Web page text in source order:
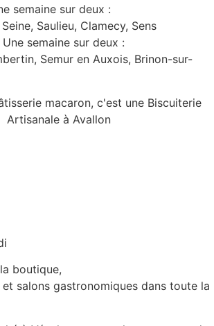
semaine sur deux :
Saulieu, Clamecy, Sens
semaine sur deux :
Semur en Auxois, Brinon-sur-
boutique,
salons gastronomiques dans toute la